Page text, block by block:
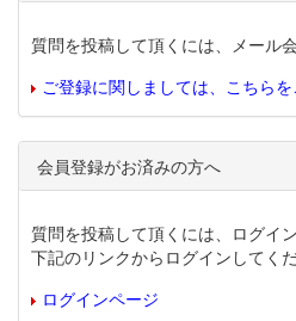
質問を投稿して頂くには、メール
ご登録に関しましては、こちらを
会員登録がお済みの方へ
質問を投稿して頂くには、ログイ
下記のリンクからログインしてくだ
ログインページ